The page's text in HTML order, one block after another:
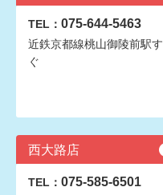
TEL： 075-644-5463
近鉄京都線桃山御陵前駅す
ぐ
西大路店
TEL： 075-585-6501